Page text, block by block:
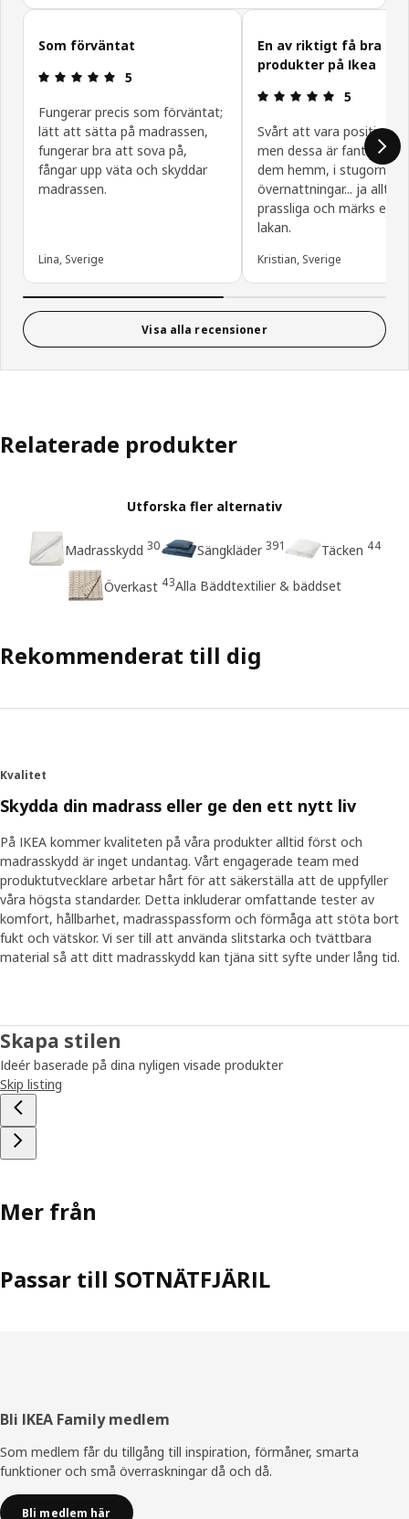
Hoppa över
Som förväntat
Recension: 5 utav 5 stjärnor.
5
Fungerar precis som förväntat;
lätt att sätta på madrassen,
fungerar bra att sova på,
fångar upp väta och skyddar
madrassen.
Lina, Sverige
En av riktigt få bra
produkter på Ikea
5
Svårt att vara positiv
men dessa är
dem hemm, i stugorna,
övernattningar... ja alltid.
prassliga och märks ej
lakan.
Kristian, Sverige
Visa alla recensioner
Relaterade produkter
Utforska fler alternativ
Madrasskydd 30 Sängkläder 391 Täcken 44
Överkast 43Alla Bäddtextilier & bäddset
Rekommenderat till dig
Kvalitet
Skydda din madrass eller ge den ett nytt liv
På IKEA kommer kvaliteten på våra produkter alltid först och
madrasskydd är inget undantag. Vårt engagerade team med
produktutvecklare arbetar hårt för att säkerställa att de uppfyller
våra högsta standarder. Detta inkluderar omfattande tester av
komfort, hållbarhet, madrasspassform och förmåga att stöta bort
fukt och vätskor. Vi ser till att använda slitstarka och tvättbara
material så att ditt madrasskydd kan tjäna sitt syfte under lång tid.
Skapa stilen
Ideér baserade på dina nyligen visade produkter
Skip listing
Mer från
Passar till SOTNÄTFJÄRIL
Sidfot
Bli IKEA Family medlem
Som medlem får du tillgång till inspiration, förmåner, smarta
funktioner och små överraskningar då och då.
Bli medlem här